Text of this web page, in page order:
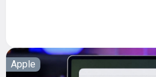
Apple